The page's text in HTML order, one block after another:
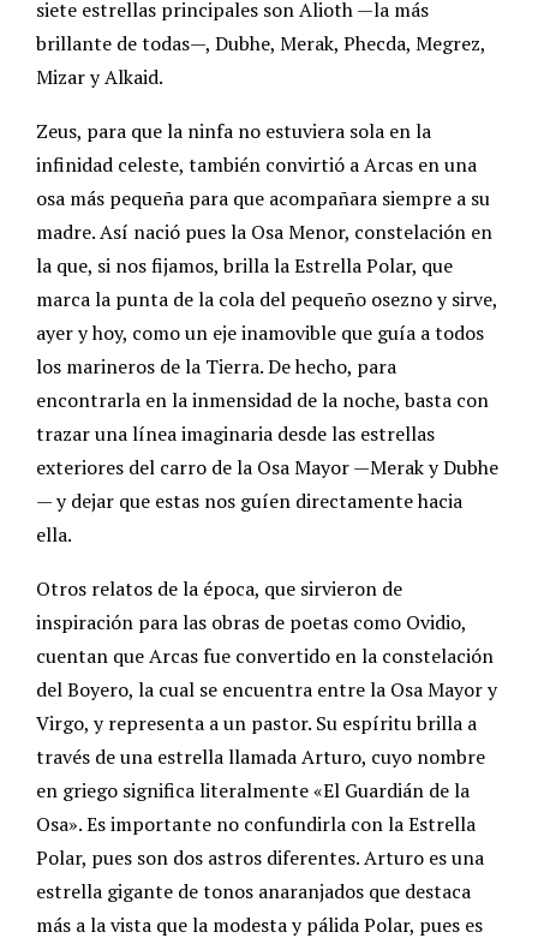
siete estrellas principales son Alioth —la más
brillante de todas—, Dubhe, Merak, Phecda, Megrez,
Mizar y Alkaid.
Zeus, para que la ninfa no estuviera sola en la
infinidad celeste, también convirtió a Arcas en una
osa más pequeña para que acompañara siempre a su
madre. Así nació pues la Osa Menor, constelación en
la que, si nos fijamos, brilla la Estrella Polar, que
marca la punta de la cola del pequeño osezno y sirve,
ayer y hoy, como un eje inamovible que guía a todos
los marineros de la Tierra. De hecho, para
encontrarla en la inmensidad de la noche, basta con
trazar una línea imaginaria desde las estrellas
exteriores del carro de la Osa Mayor —Merak y Dubhe
— y dejar que estas nos guíen directamente hacia
ella.
Otros relatos de la época, que sirvieron de
inspiración para las obras de poetas como Ovidio,
cuentan que Arcas fue convertido en la constelación
del Boyero, la cual se encuentra entre la Osa Mayor y
Virgo, y representa a un pastor. Su espíritu brilla a
través de una estrella llamada Arturo, cuyo nombre
en griego significa literalmente «El Guardián de la
Osa». Es importante no confundirla con la Estrella
Polar, pues son dos astros diferentes. Arturo es una
estrella gigante de tonos anaranjados que destaca
más a la vista que la modesta y pálida Polar, pues es